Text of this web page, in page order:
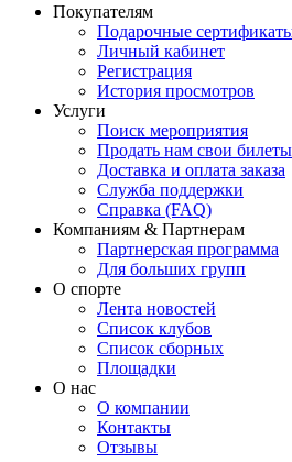
Покупателям
Подарочные
Личный кабинет
Регистрация
История просмотров
Услуги
Поиск мероприятия
Продать нам свои билеты
Доставка и оплата заказа
Служба поддержки
Справка (FAQ)
Компаниям & Партнерам
Партнерская программа
Для больших групп
О спорте
Лента новостей
Список клубов
Список сборных
Площадки
О нас
О компании
Контакты
Отзывы